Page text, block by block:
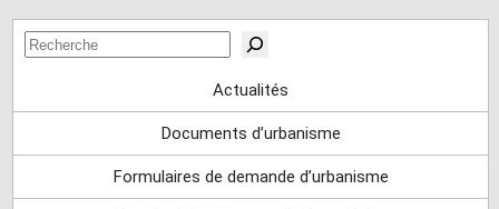
Rechercher
Actualités
Documents d’urbanisme
Formulaires de demande d’urbanisme